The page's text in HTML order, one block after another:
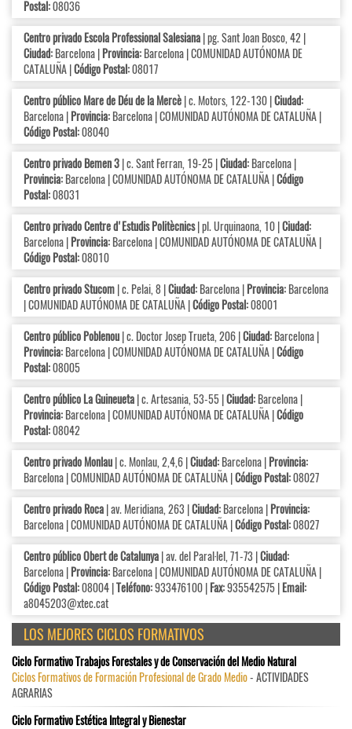
Postal:08036
Centro privado Escola Professional Salesiana| pg. Sant Joan Bosco, 42 |
Ciudad:Barcelona |Provincia:Barcelona | COMUNIDAD AUTÓNOMA DE
CATALUÑA |Código Postal:08017
Centro público Mare de Déu de la Mercè| c. Motors, 122-130 |Ciudad:
Barcelona |Provincia:Barcelona | COMUNIDAD AUTÓNOMA DE CATALUÑA |
Código Postal:08040
Centro privado Bemen 3| c. Sant Ferran, 19-25 |Ciudad:Barcelona |
Provincia:Barcelona | COMUNIDAD AUTÓNOMA DE CATALUÑA |Código
Postal:08031
Centro privado Centre d'Estudis Politècnics| pl. Urquinaona, 10 |Ciudad:
Barcelona |Provincia:Barcelona | COMUNIDAD AUTÓNOMA DE CATALUÑA |
Código Postal:08010
Centro privado Stucom| c. Pelai, 8 |Ciudad:Barcelona |Provincia:Barcelona
| COMUNIDAD AUTÓNOMA DE CATALUÑA |Código Postal:08001
Centro público Poblenou| c. Doctor Josep Trueta, 206 |Ciudad:Barcelona |
Provincia:Barcelona | COMUNIDAD AUTÓNOMA DE CATALUÑA |Código
Postal:08005
Centro público La Guineueta| c. Artesania, 53-55 |Ciudad:Barcelona |
Provincia:Barcelona | COMUNIDAD AUTÓNOMA DE CATALUÑA |Código
Postal:08042
Centro privado Monlau| c. Monlau, 2,4,6 |Ciudad:Barcelona |Provincia:
Barcelona | COMUNIDAD AUTÓNOMA DE CATALUÑA |Código Postal:08027
Centro privado Roca| av. Meridiana, 263 |Ciudad:Barcelona |Provincia:
Barcelona | COMUNIDAD AUTÓNOMA DE CATALUÑA |Código Postal:08027
Centro público Obert de Catalunya| av. del Paral·lel, 71-73 |Ciudad:
Barcelona |Provincia:Barcelona | COMUNIDAD AUTÓNOMA DE CATALUÑA |
Código Postal:08004 |Teléfono:933476100 |Fax:935542575 |Email:
a8045203@xtec.cat
LOS MEJORES CICLOS FORMATIVOS
Ciclo Formativo Trabajos Forestales y de Conservación del Medio Natural
Ciclos Formativos de Formación Profesional de Grado Medio- ACTIVIDADES
AGRARIAS
Ciclo Formativo Estética Integral y Bienestar